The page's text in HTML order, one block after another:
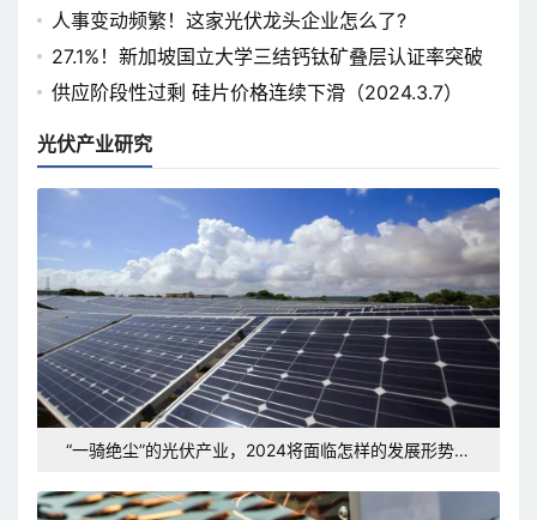
坛即将开幕
人事变动频繁！这家光伏龙头企业怎么了?
27.1%！新加坡国立大学三结钙钛矿叠层认证率突破
供应阶段性过剩 硅片价格连续下滑（2024.3.7）
光伏产业研究
“一骑绝尘”的光伏产业，2024将面临怎样的发展形势和